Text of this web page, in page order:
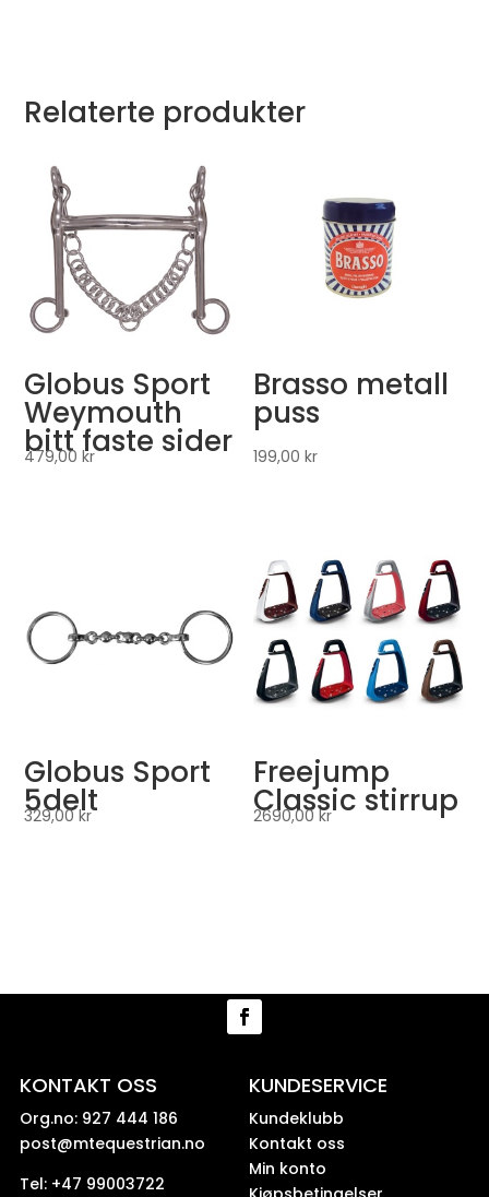
Relaterte produkter
Globus Sport
Weymouth
bitt faste sider
479,00kr
Brasso metall
puss
199,00kr
Globus Sport
5delt
329,00kr
Freejump
Classic stirrup
2690,00kr
KONTAKT OSS
Org.no: 927 444 186
post@mtequestrian.no
Tel: +47 99003722
KUNDESERVICE
Kundeklubb
Kontakt oss
Min konto